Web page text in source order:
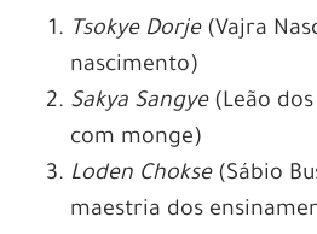
Tsokye Dorje(Vajra
nascimento)
Sakya Sangye(Leão dos
com monge)
Loden Chokse(Sábio
maestria dos